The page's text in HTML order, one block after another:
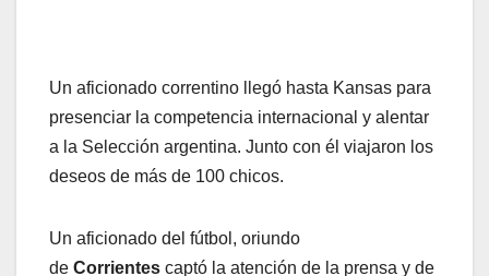
Un aficionado correntino llegó hasta Kansas para
presenciar la competencia internacional y alentar
a la Selección argentina. Junto con él viajaron los
deseos de más de 100 chicos.
Un aficionado del fútbol, oriundo
de Corrientes captó la atención de la prensa y de